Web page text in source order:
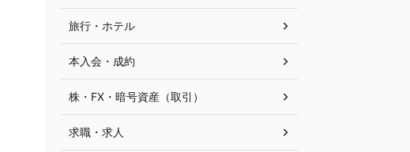
旅行・ホテル
本入会・成約
株・FX・暗号資産（取引）
求職・求人